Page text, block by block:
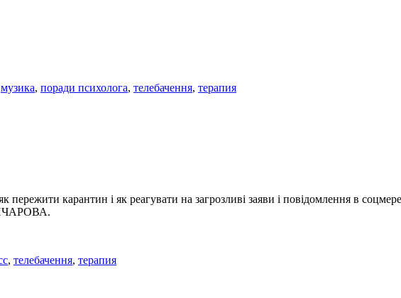
музика, поради психолога, телебачення, терапия
карантин і як реагувати на загрозливі заяви і повідомлення в
, телебачення, терапия